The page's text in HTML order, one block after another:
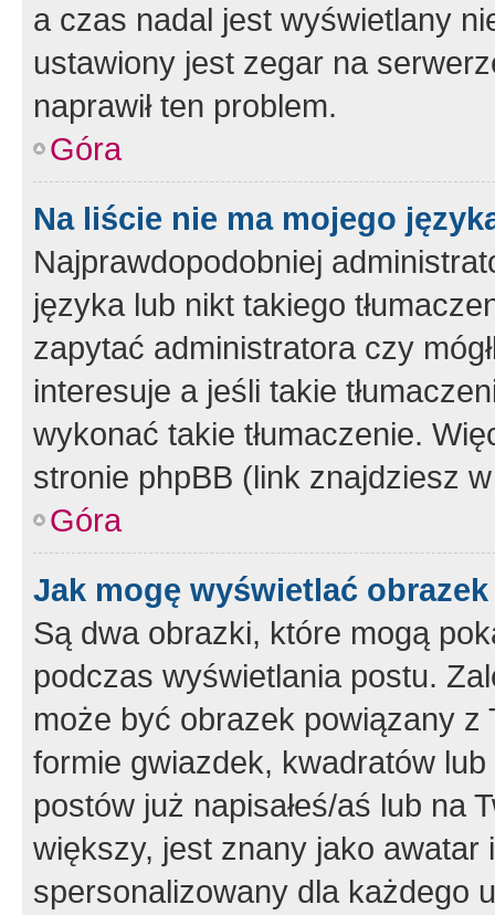
a czas nadal jest wyświetlany
ustawiony jest zegar na
naprawił ten problem.
Góra
Na liście nie ma mojego
Najprawdopodobniej
języka lub nikt takiego
zapytać administratora czy
interesuje a jeśli takie
wykonać takie tłumaczenie.
stronie phpBB (link znajdziesz
Góra
Jak mogę wyświetlać
Są dwa obrazki, które mogą
podczas wyświetlania postu.
może być obrazek powiązany z
formie gwiazdek, kwadratów
postów już napisałeś/aś lub na
większy, jest znany jako
spersonalizowany dla każdego